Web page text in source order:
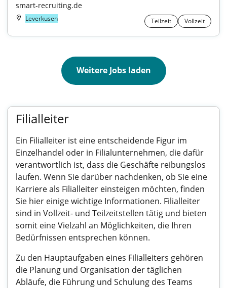
smart-recruiting.de
Leverkusen Teilzeit Vollzeit
Weitere Jobs laden
Filialleiter
Ein Filialleiter ist eine entscheidende Figur im
Einzelhandel oder in Filialunternehmen, die dafür
verantwortlich ist, dass die Geschäfte reibungslos
laufen. Wenn Sie darüber nachdenken, ob Sie eine
Karriere als Filialleiter einsteigen möchten, finden
Sie hier einige wichtige Informationen. Filialleiter
sind in Vollzeit- und Teilzeitstellen tätig und bieten
somit eine Vielzahl an Möglichkeiten, die Ihren
Bedürfnissen entsprechen können.
Zu den Hauptaufgaben eines Filialleiters gehören
die Planung und Organisation der täglichen
Abläufe, die Führung und Schulung des Teams